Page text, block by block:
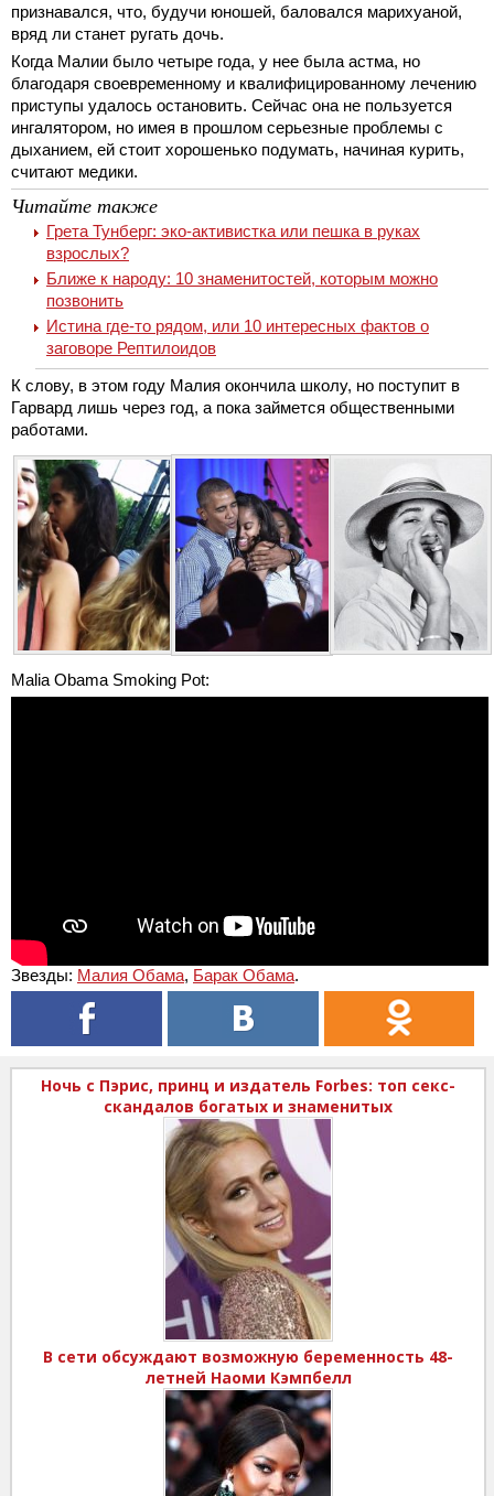
признавался, что, будучи юношей, баловался марихуаной,
вряд ли станет ругать дочь.
Когда Малии было четыре года, у нее была астма, но
благодаря своевременному и квалифицированному лечению
приступы удалось остановить. Сейчас она не пользуется
ингалятором, но имея в прошлом серьезные проблемы с
дыханием, ей стоит хорошенько подумать, начиная курить,
считают медики.
Читайте также
Грета Тунберг: эко-активистка или пешка в руках
взрослых?
Ближе к народу: 10 знаменитостей, которым можно
позвонить
Истина где-то рядом, или 10 интересных фактов о
заговоре Рептилоидов
К слову, в этом году Малия окончила школу, но поступит в
Гарвард лишь через год, а пока займется общественными
работами.
Malia Obama Smoking Pot:
Звезды: Малия Обама, Барак Обама.
Ночь с Пэрис, принц и издатель Forbes: топ секс-
скандалов богатых и знаменитых
В сети обсуждают возможную беременность 48-
летней Наоми Кэмпбелл